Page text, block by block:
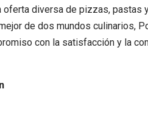
diversa de pizzas,
de dos mundos culinarios,
con la satisfacción y la